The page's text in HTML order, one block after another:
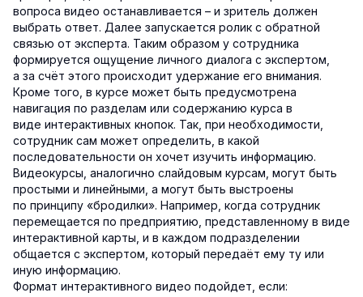
вопроса видео останавливается – и зритель должен
выбрать ответ. Далее запускается ролик с обратной
связью от эксперта. Таким образом у сотрудника
формируется ощущение личного диалога с экспертом,
а за счёт этого происходит удержание его внимания.
Кроме того, в курсе может быть предусмотрена
навигация по разделам или содержанию курса в
виде интерактивных кнопок. Так, при необходимости,
сотрудник сам может определить, в какой
последовательности он хочет изучить информацию.
Видеокурсы, аналогично слайдовым курсам, могут быть
простыми и линейными, а могут быть выстроены
по принципу «бродилки». Например, когда сотрудник
перемещается по предприятию, представленному в виде
интерактивной карты, и в каждом подразделении
общается с экспертом, который передаёт ему ту или
иную информацию.
Формат интерактивного видео подойдет, если: